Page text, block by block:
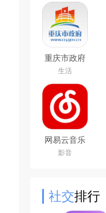
重庆市政府
渝快办app
官方版
生活
网易云音乐
下载2025最
新版
影音
社交排行